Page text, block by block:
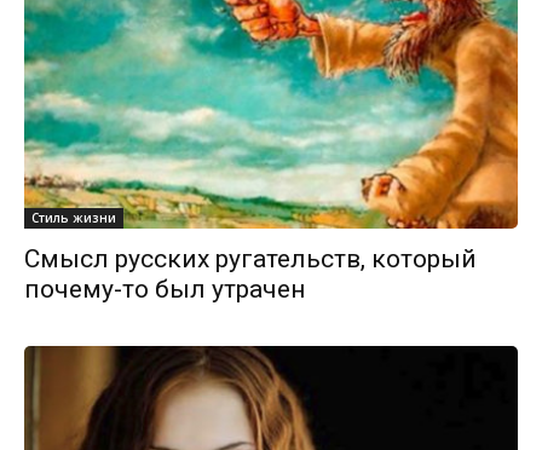
Стиль жизни
Смысл русских ругательств, который
почему-то был утрачен